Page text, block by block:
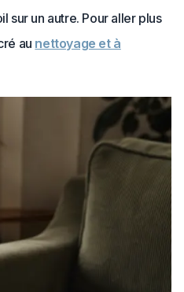
sur un autre. Pour aller plus
au nettoyage et à